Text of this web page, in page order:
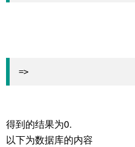
=>
得到的结果为0.
以下为数据库的内容